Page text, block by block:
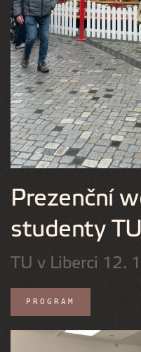
Prezenční
studenty
TU v Liberci 12.
PROGRAM